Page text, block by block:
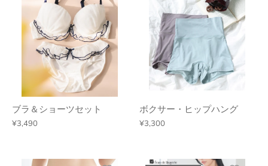
ブラ＆ショーツセット
¥3,490
ボクサー・ヒップハング
¥3,300